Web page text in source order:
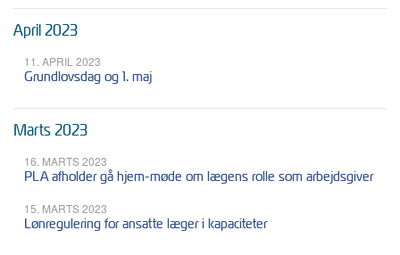
April 2023
11. APRIL 2023
Grundlovsdag og 1. maj
Marts 2023
16. MARTS 2023
PLA afholder gå hjem-møde om lægens rolle som arbejdsgiver
15. MARTS 2023
Lønregulering for ansatte læger i kapaciteter